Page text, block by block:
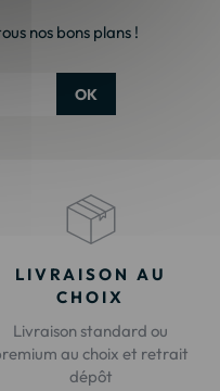
nos bons plans !
OK
LIVRAISON AU
CHOIX
Livraison standard ou
au choix et retrait
dépôt